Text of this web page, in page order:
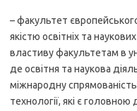
– факультет
якістю освітніх та
властиву факультетам в
де освітня та наукова
міжнародну спрямованість
технології, які є